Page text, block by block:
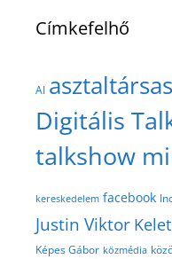
Címkefelhő
AI
Digitális
talkshow
kereskedelem facebook
Justin Viktor
Képes Gábor közmédia